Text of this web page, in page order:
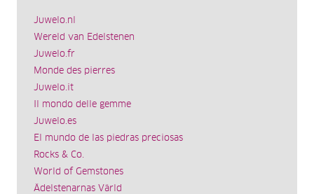
Juwelo.nl
Wereld van Edelstenen
Juwelo.fr
Monde des pierres
Juwelo.it
Il mondo delle gemme
Juwelo.es
El mundo de las piedras preciosas
Rocks & Co.
World of Gemstones
Ädelstenarnas Värld